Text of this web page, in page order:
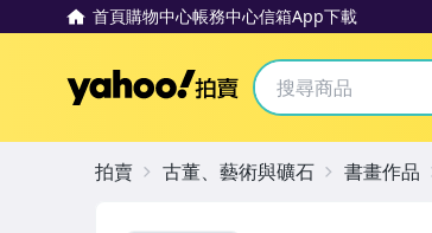
首頁購物中心帳務中心信箱App下載
Yahoo拍賣
拍賣 古董、藝術與礦石 書畫作品